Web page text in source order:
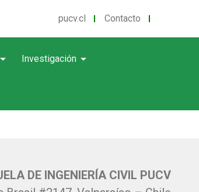
pucv.cl Contacto
arrow_drop_down Investigación arrow_drop_down
DE INGENIERÍA CIVIL PUCV